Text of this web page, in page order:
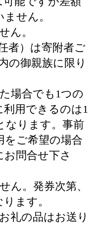
せん。
ん。
者）は寄附者ご
の御親族に限り
場合でも1つの
用できるのは1
なります。事前
をご希望の場合
問合せ下さ
ん。発券次第、
ます。
礼の品はお送り